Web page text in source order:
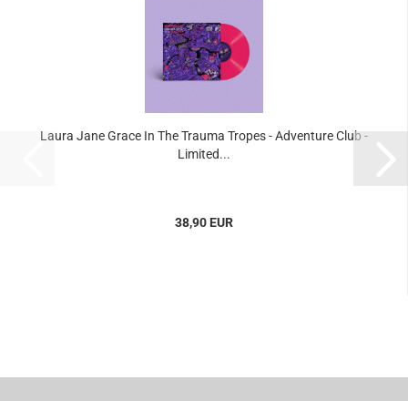
Laura Jane Grace In The Trauma Tropes - Adventure Club -
Limited...
38,90 EUR